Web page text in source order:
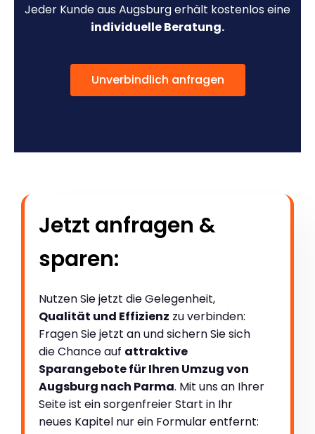
Jeder Kunde aus Augsburg erhält kostenlos eine
individuelle Beratung.
Unverbindlich anfragen
Jetzt anfragen &
sparen:
Nutzen Sie jetzt die Gelegenheit,
Qualität und Effizienz zu verbinden:
Fragen Sie jetzt an und sichern Sie sich
die Chance auf attraktive
Sparangebote für Ihren Umzug von
Augsburg nach Parma. Mit uns an Ihrer
Seite ist ein sorgenfreier Start in Ihr
neues Kapitel nur ein Formular entfernt: